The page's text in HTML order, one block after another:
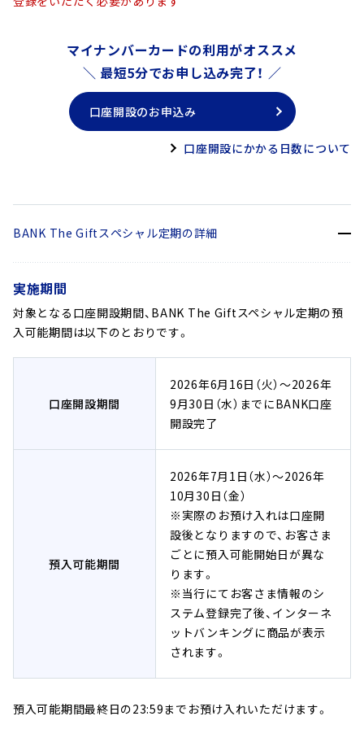
マイナンバーカードの利用がオススメ
＼ 最短5分でお申し込み完了！ ／
口座開設のお申込み
口座開設にかかる日数について
BANK The Giftスペシャル定期の詳細
実施期間
対象となる口座開設期間、BANK The Giftスペシャル定期の預
入可能期間は以下のとおりです。
口座開設期間
2026年6月16日（火）～2026年
9月30日（水）までにBANK口座
開設完了
預入可能期間
2026年7月1日（水）～2026年
10月30日（金）
※実際のお預け入れは口座開
設後となりますので、お客さま
ごとに預入可能開始日が異な
ります。
※当行にてお客さま情報のシ
ステム登録完了後、インターネ
ットバンキングに商品が表示
されます。
預入可能期間最終日の23:59までお預け入れいただけます。